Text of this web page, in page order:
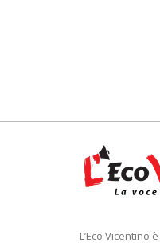
L’Eco Vicentino